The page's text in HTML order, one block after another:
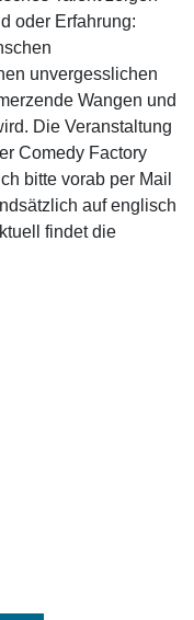
oder Erfahrung:
unvergesslichen
Wangen und
Die Veranstaltung
Comedy Factory
bitte vorab per Mail
auf englisch
findet die